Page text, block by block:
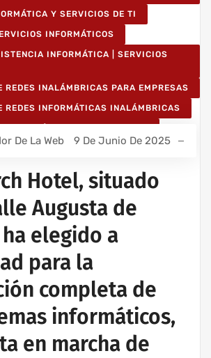
Y SERVICIOS DE TI
INFORMÁTICOS
INFORMÁTICA | SERVICIOS
REDES INALÁMBRICAS PARA EMPRESAS
REDES INFORMÁTICAS INALÁMBRICAS
REDES INALÁMBRICAS
ESTRUCTURADA
De La Web 9 De Junio De 2025
Hotel, situado
Augusta de
elegido a
para la
completa de
informáticos,
en marcha de